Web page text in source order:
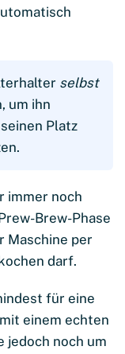
selbst
um ihn
Platz
immer noch
Brew-Phase
Maschine per
darf.
für eine
einem echten
jedoch noch um